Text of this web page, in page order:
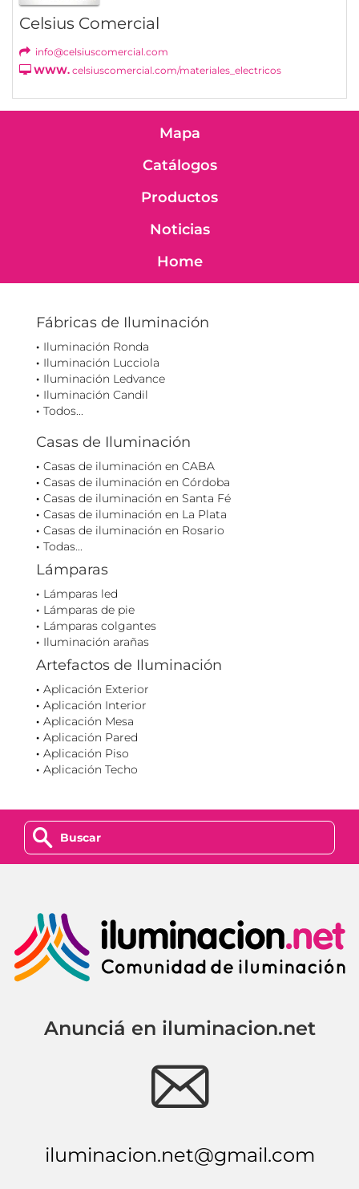
Celsius Comercial
info@celsiuscomercial.com
WWW. celsiuscomercial.com/materiales_electricos
Mapa
Catálogos
Productos
Noticias
Home
Fábricas de Iluminación
Iluminación Ronda
Iluminación Lucciola
Iluminación Ledvance
Iluminación Candil
Todos...
Casas de Iluminación
Casas de iluminación en CABA
Casas de iluminación en Córdoba
Casas de iluminación en Santa Fé
Casas de iluminación en La Plata
Casas de iluminación en Rosario
Todas...
Lámparas
Lámparas led
Lámparas de pie
Lámparas colgantes
Iluminación arañas
Artefactos de Iluminación
Aplicación Exterior
Aplicación Interior
Aplicación Mesa
Aplicación Pared
Aplicación Piso
Aplicación Techo
z
Anunciá en iluminacion.net
e
iluminacion.net@gmail.com